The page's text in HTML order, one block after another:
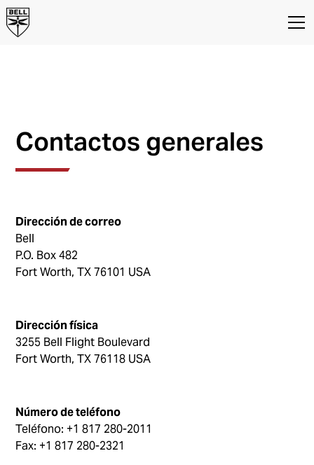
Contáctenos
Contactos generales
Dirección de correo
Bell
P.O. Box 482
Fort Worth, TX 76101 USA
Dirección física
3255 Bell Flight Boulevard
Fort Worth, TX 76118 USA
Número de teléfono
Teléfono: +1 817 280-2011
Fax: +1 817 280-2321